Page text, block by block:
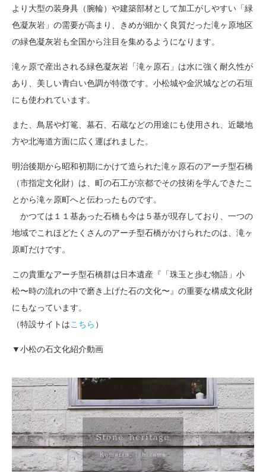
より大型の装身具（腕輪）や建築部材として加工がしやすい「緑
色凝灰岩」の需要が高まり、きめが細かく良質だった滝ヶ原地区
の緑色凝灰岩も全国から注目を集めるようになります。
滝ヶ原で産出される緑色凝灰岩「滝ヶ原石」は水に強く耐久性が
あり、美しい青白い色調が特徴です。小松城や金沢城などの石垣
にも使われています。
また、鳥居や灯篭、墓石、石蔵などの用途にも使用され、近畿地
方や北海道方面に広く運ばれました。
明治後期から昭和初期にかけて造られた滝ヶ原石のアーチ型石橋
（市指定文化財）は、町の石工が京都でその技術を学んできたこ
とから滝ヶ原町へと伝わったものです。
かつては１１基あった石橋も今は５基が現存しており、一つの
地域でこれほどたくさんのアーチ型石橋がかけられたのは、滝ヶ
原町だけです。
この貴重なアーチ型石橋群は日本遺産『「珠玉と歩む物語」小
松〜時の流れの中で磨き上げた石の文化〜』の重要な構成文化財
にもなっています。
（特設サイトはこちら ）
▼小松の石文化紹介動画